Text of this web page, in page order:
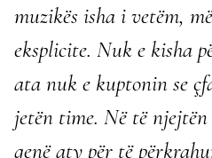
muzikës isha i vetëm,
eksplicite. Nuk e kisha
ata nuk e kuptonin se
jetën time. Në të
qenë aty për të